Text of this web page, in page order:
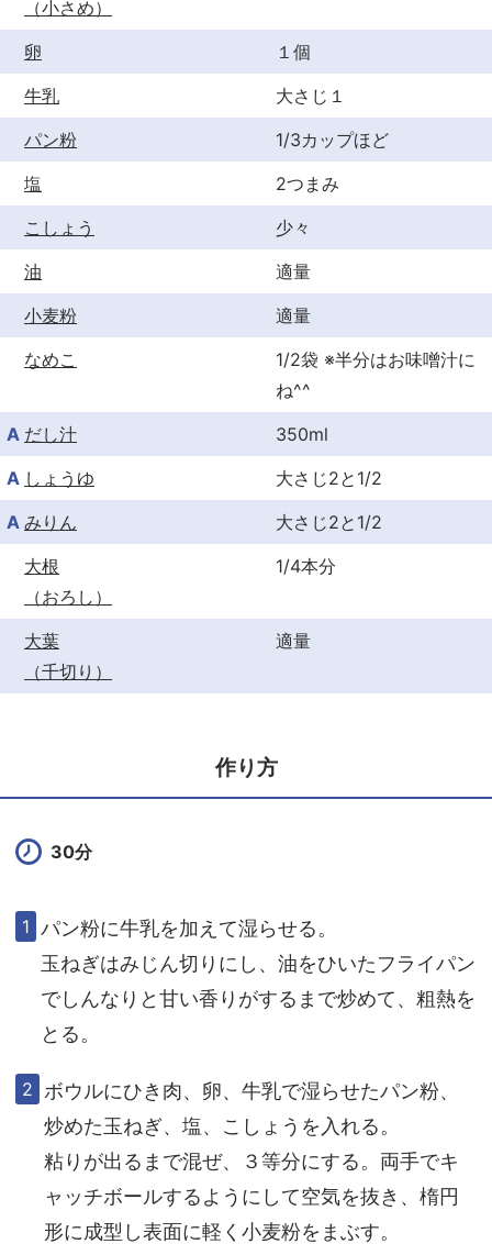
（小さめ）
卵
１個
牛乳
大さじ１
パン粉
1/3カップほど
塩
2つまみ
こしょう
少々
油
適量
小麦粉
適量
なめこ
1/2袋 ※半分はお味噌汁に
ね^^
A だし汁
350ml
A しょうゆ
大さじ2と1/2
A みりん
大さじ2と1/2
大根
（おろし）
1/4本分
大葉
（千切り）
適量
作り方
30分
パン粉に牛乳を加えて湿らせる。
玉ねぎはみじん切りにし、油をひいたフライパン
でしんなりと甘い香りがするまで炒めて、粗熱を
とる。
ボウルにひき肉、卵、牛乳で湿らせたパン粉、
炒めた玉ねぎ、塩、こしょうを入れる。
粘りが出るまで混ぜ、３等分にする。両手でキ
ャッチボールするようにして空気を抜き、楕円
形に成型し表面に軽く小麦粉をまぶす。